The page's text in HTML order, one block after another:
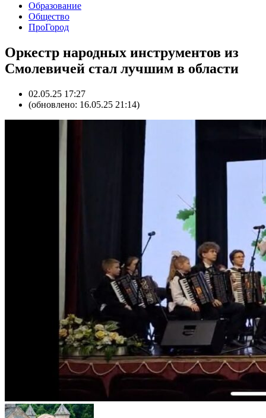
Образование
Общество
ПроГород
Оркестр народных инструментов из
Смолевичей стал лучшим в области
02.05.25 17:27
(обновлено: 16.05.25 21:14)